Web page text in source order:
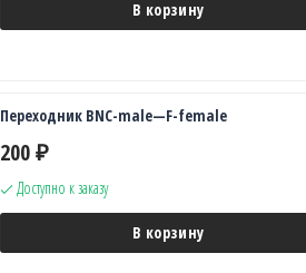
В корзину
Переходник BNC-male—F-female
200 ₽
Доступно к заказу
В корзину